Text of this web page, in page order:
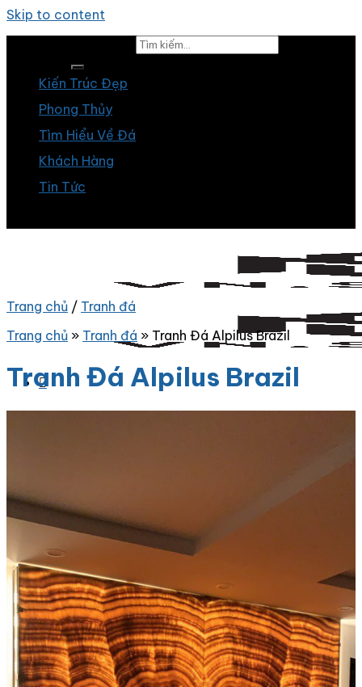
Skip to content
Kiến Trúc Đẹp
Phong Thủy
Tìm Hiểu Về Đá
Khách Hàng
Tin Tức
Đá Granite
Đá Granite Màu Vàng
Đá Granite Màu Xám
Đá Granite Màu Đen
Đá Granite Màu Xanh
Đá Granite Màu Nâu
Đá Granite Màu Đỏ
Trang chủ / Tranh đá
Trang chủ » Tranh đá » Tranh Đá Alpilus Brazil
Tranh Đá Alpilus Brazil